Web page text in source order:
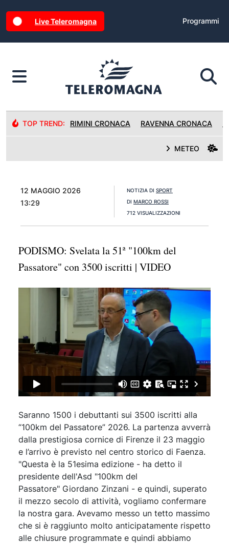
Live Teleromagna Programmi
TOP TREND: RIMINI CRONACA RAVENNA CRONACA
METEO
12 MAGGIO 2026
13:29
NOTIZIA DI SPORT
DI MARCO ROSSI
712 VISUALIZZAZIONI
PODISMO: Svelata la 51ª "100km del
Passatore" con 3500 iscritti | VIDEO
Saranno 1500 i debuttanti sui 3500 iscritti alla
“100km del Passatore” 2026. La partenza avverrà
dalla prestigiosa cornice di Firenze il 23 maggio
e l’arrivo è previsto nel centro storico di Faenza.
"Questa è la 51esima edizione - ha detto il
presidente dell'Asd "100km del
Passatore" Giordano Zinzani - e quindi, superato
il mezzo secolo di attività, vogliamo confermare
la nostra gara. Avevamo messo un tetto massimo
che si è raggiunto molto anticipatamente rispetto
alle chiusure programmate e quindi abbiamo